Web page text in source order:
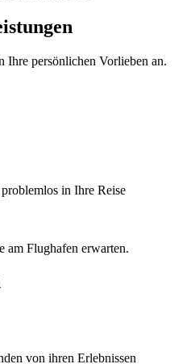
Ihre persönlichen Vorlieben an.
in Ihre Reise
am Flughafen erwarten.
von ihren Erlebnissen